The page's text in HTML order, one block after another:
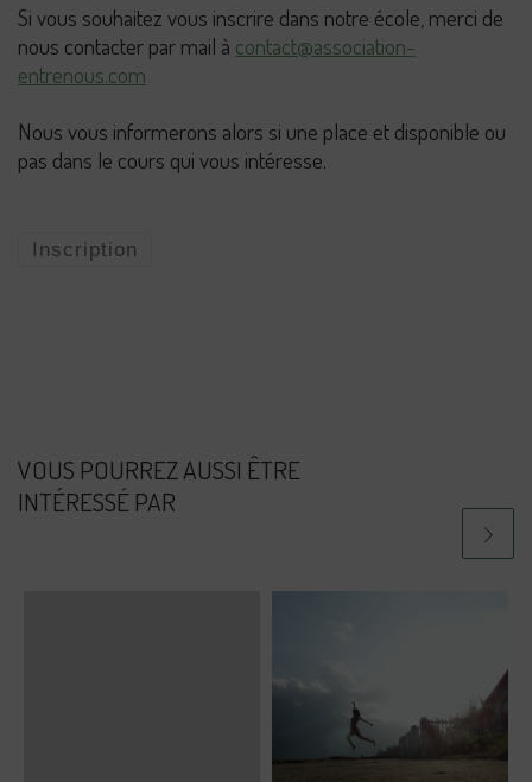
Si vous souhaitez vous inscrire dans notre école, merci de
nous contacter par mail à contact@association-
entrenous.com
Nous vous informerons alors si une place et disponible ou
pas dans le cours qui vous intéresse.
Inscription
VOUS POURREZ AUSSI ÊTRE
INTÉRESSÉ PAR